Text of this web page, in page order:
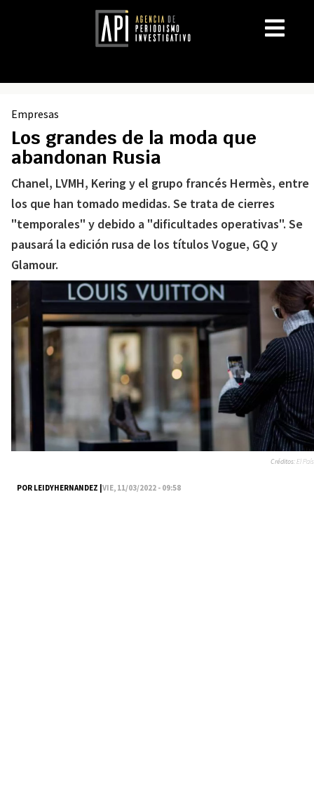
Empresas
Los grandes de la moda que
abandonan Rusia
Chanel, LVMH, Kering y el grupo francés Hermès, entre
los que han tomado medidas. Se trata de cierres
"temporales" y debido a "dificultades operativas". Se
pausará la edición rusa de los títulos Vogue, GQ y
Glamour.
POR LEIDYHERNANDEZ |VIE, 11/03/2022 - 09:58
Créditos:El País